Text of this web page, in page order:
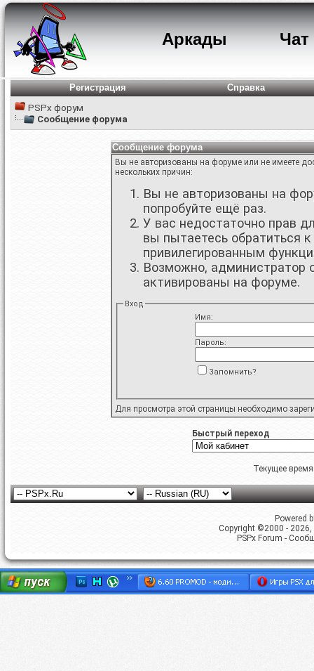
Аркады Чат
Регистрация
Справка
PSPx форум
Сообщение форума
Сообщение форума
Вы не авторизованы на форуме или не имеете
нескольких причин:
Вы не авторизованы на
попробуйте ещё раз.
У вас недостаточно прав
вы пытаетесь обратиться
привилегированным
Возможно, администратор
активированы на форуме.
Вход
Имя:
Пароль:
Запомнить?
Для просмотра этой страницы необходимо
Быстрый переход
Текущее
Powered
Copyright ©2000 -
PSPx Forum -